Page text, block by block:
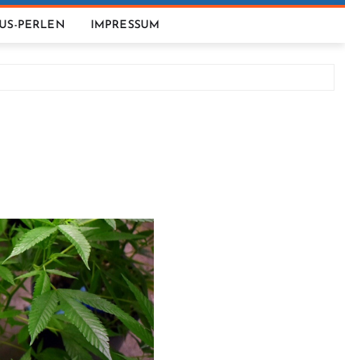
PERLEN IMPRESSUM